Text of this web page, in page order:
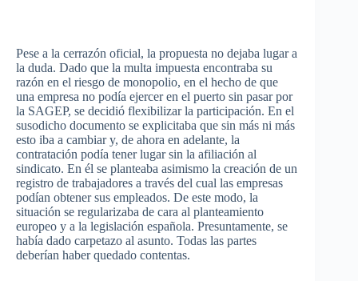
Pese a la cerrazón oficial, la propuesta no dejaba lugar a
la duda. Dado que la multa impuesta encontraba su
razón en el riesgo de monopolio, en el hecho de que
una empresa no podía ejercer en el puerto sin pasar por
la SAGEP, se decidió flexibilizar la participación. En el
susodicho documento se explicitaba que sin más ni más
esto iba a cambiar y, de ahora en adelante, la
contratación podía tener lugar sin la afiliación al
sindicato. En él se planteaba asimismo la creación de un
registro de trabajadores a través del cual las empresas
podían obtener sus empleados. De este modo, la
situación se regularizaba de cara al planteamiento
europeo y a la legislación española. Presuntamente, se
había dado carpetazo al asunto. Todas las partes
deberían haber quedado contentas.